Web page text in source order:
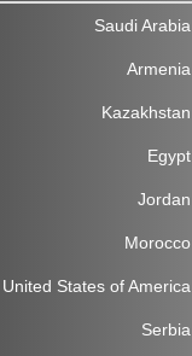
Saudi Arabia
Armenia
Kazakhstan
Egypt
Jordan
Morocco
United States of America
Serbia